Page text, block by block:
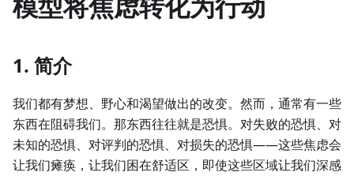
1. 简介
我们都有梦想、野心和渴望做出的改变。然而，通常有一些
东西在阻碍我们。那东西往往就是恐惧。对失败的恐惧、对
未知的恐惧、对评判的恐惧、对损失的恐惧——这些焦虑会
让我们瘫痪，让我们困在舒适区，即使这些区域让我们深感